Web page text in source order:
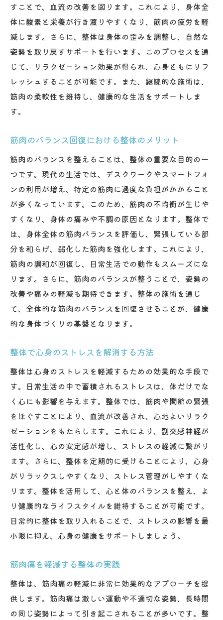
すことで、血流の改善を図ります。これにより、身体全
体に酸素と栄養が行き渡りやすくなり、筋肉の疲労を軽
減します。さらに、整体は身体の歪みを調整し、自然な
姿勢を取り戻すサポートを行います。このプロセスを通
じて、リラクゼーション効果が得られ、心身ともにリフ
レッシュすることが可能です。また、継続的な施術は、
筋肉の柔軟性を維持し、健康的な生活をサポートしま
す。
筋肉のバランス回復における整体のメリット
筋肉のバランスを整えることは、整体の重要な目的の一
つです。現代の生活では、デスクワークやスマートフォ
ンの利用が増え、特定の筋肉に過度な負担がかかること
が多くなっています。このため、筋肉の不均衡が生じや
すくなり、身体の痛みや不調の原因となります。整体で
は、身体全体の筋肉バランスを評価し、緊張している部
分を和らげ、弱化した筋肉を強化します。これにより、
筋肉の調和が回復し、日常生活での動作もスムーズにな
ります。さらに、筋肉のバランスが整うことで、姿勢の
改善や痛みの軽減も期待できます。整体の施術を通じ
て、全体的な筋肉のバランスを回復させることが、健康
的な身体づくりの基盤となります。
整体で心身のストレスを解消する方法
整体は心身のストレスを軽減するための効果的な手段で
す。日常生活の中で蓄積されるストレスは、体だけでな
く心にも影響を与えます。整体では、筋肉や関節の緊張
をほぐすことにより、血流が改善され、心地よいリラク
ゼーションをもたらします。これにより、副交感神経が
活性化し、心の安定感が増し、ストレスの軽減に繋がり
ます。さらに、整体を定期的に受けることにより、心身
がリラックスしやすくなり、ストレス管理がしやすくな
ります。整体を活用して、心と体のバランスを整え、よ
り健康的なライフスタイルを維持することが可能です。
日常的に整体を取り入れることで、ストレスの影響を最
小限に抑え、心身の健康をサポートしましょう。
筋肉痛を軽減する整体の実践
整体は、筋肉痛の軽減に非常に効果的なアプローチを提
供します。筋肉痛は激しい運動や不適切な姿勢、長時間
の同じ姿勢によって引き起こされることが多いです。整